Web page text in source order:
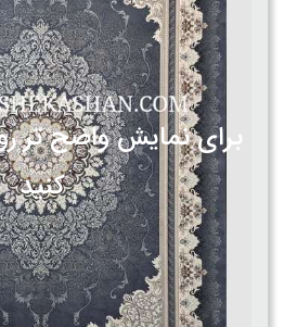
برای نمایش واضح تر
کنید